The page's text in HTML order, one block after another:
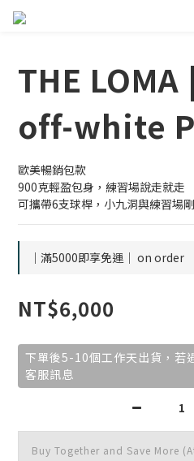
THE
off-white
歐美暢銷包款
900克輕盈包身，練習場說走就走
可攜帶6支球桿，小九洞與練習場
｜滿5000即享免運｜ on order
NT$6,000
下單後5-10個工作天出貨，若
客服訊息
Buy Together and Save More